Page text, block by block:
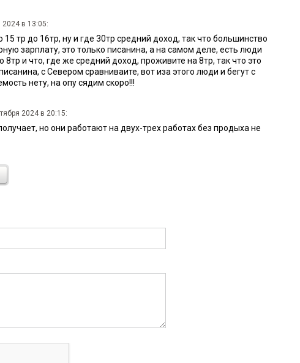
2024 в 13:05:
15 тр до 16тр, ну и где 30тр средний доход, так что большинство
зарплату, это только писанина, а на самом деле, есть люди
8тр и что, где же средний доход, проживите на 8тр, так что это
с Севером сравниваите, вот иза этого люди и бегут с
нету, на опу сядим скоро!!!
2024 в 20:15:
но они работают на двух-трех работах без продыха не
в 19:04:
2024 в 17:17:
в 13:26: